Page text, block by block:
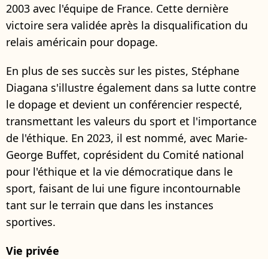
2003 avec l'équipe de France. Cette dernière
victoire sera validée après la disqualification du
relais américain pour dopage.
En plus de ses succès sur les pistes, Stéphane
Diagana s'illustre également dans sa lutte contre
le dopage et devient un conférencier respecté,
transmettant les valeurs du sport et l'importance
de l'éthique. En 2023, il est nommé, avec Marie-
George Buffet, coprésident du Comité national
pour l'éthique et la vie démocratique dans le
sport, faisant de lui une figure incontournable
tant sur le terrain que dans les instances
sportives.
Vie privée